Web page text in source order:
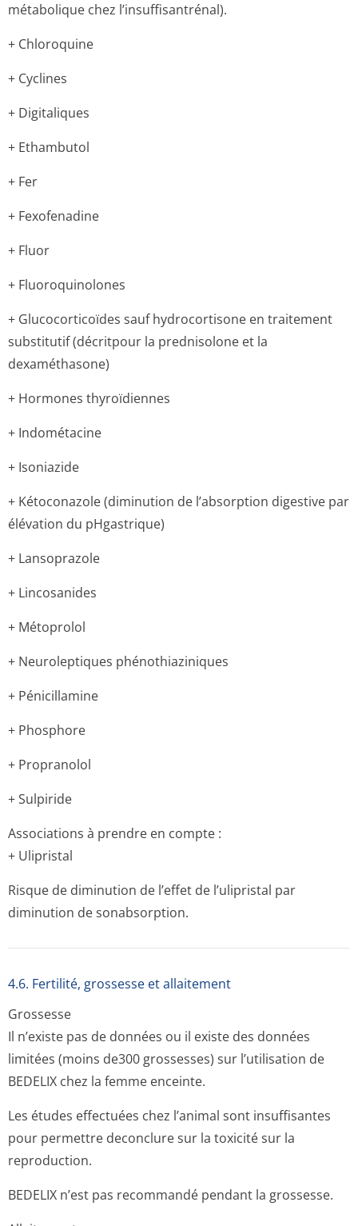
métabolique chez l’insuffisantré­nal).
+ Chloroquine
+ Cyclines
+ Digitaliques
+ Ethambutol
+ Fer
+ Fexofenadine
+ Fluor
+ Fluoroquinolones
+ Glucocorticoïdes sauf hydrocortisone en traitement
substitutif (décritpour la prednisolone et la
dexaméthasone)
+ Hormones thyroïdiennes
+ Indométacine
+ Isoniazide
+ Kétoconazole (diminution de l’absorption digestive par
élévation du pHgastrique)
+ Lansoprazole
+ Lincosanides
+ Métoprolol
+ Neuroleptiques phénothiaziniques
+ Pénicillamine
+ Phosphore
+ Propranolol
+ Sulpiride
Associations à prendre en compte :
+ Ulipristal
Risque de diminution de l’effet de l’ulipristal par
diminution de sonabsorption.
4.6. Fertilité, grossesse et allaitement
Grossesse
Il n’existe pas de données ou il existe des données
limitées (moins de300 grossesses) sur l’utilisation de
BEDELIX chez la femme enceinte.
Les études effectuées chez l’animal sont insuffisantes
pour permettre deconclure sur la toxicité sur la
reproduction.
BEDELIX n’est pas recommandé pendant la grossesse.